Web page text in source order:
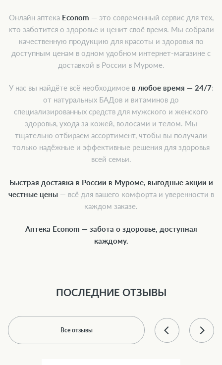
Онлайн аптека Econom — это современный сервис для тех,
кто заботится о здоровье и ценит своё время. Мы собрали
качественную продукцию для красоты и здоровья по
доступным ценам в одном удобном интернет-магазине с
доставкой в России в Муроме.
У нас вы найдёте всё необходимое в любое время — 24/7:
от натуральных БАДов и витаминов до
специализированных средств для мужского и женского
здоровья, ухода за кожей, волосами и телом. Мы
тщательно отбираем ассортимент, чтобы вы получали
только надёжные и эффективные решения для здоровья
всей семьи.
Быстрая доставка в России в Муроме, выгодные акции и
честные цены— всё для вашего комфорта и уверенности в
каждом заказе.
Аптека Econom — забота о здоровье, доступная
каждому.
ПОСЛЕДНИЕ ОТЗЫВЫ
Все отзывы